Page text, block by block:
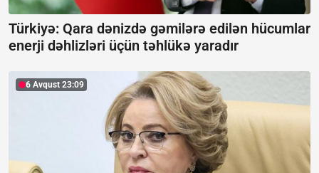
Türkiyə: Qara dənizdə gəmilərə edilən hücumlar
enerji dəhlizləri üçün təhlükə yaradır
6 Avqust 23:09